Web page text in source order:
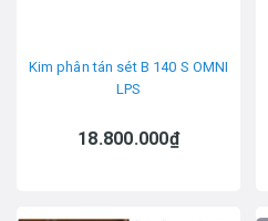
Kim phân tán sét B 140 S OMNI
LPS
18.800.000₫